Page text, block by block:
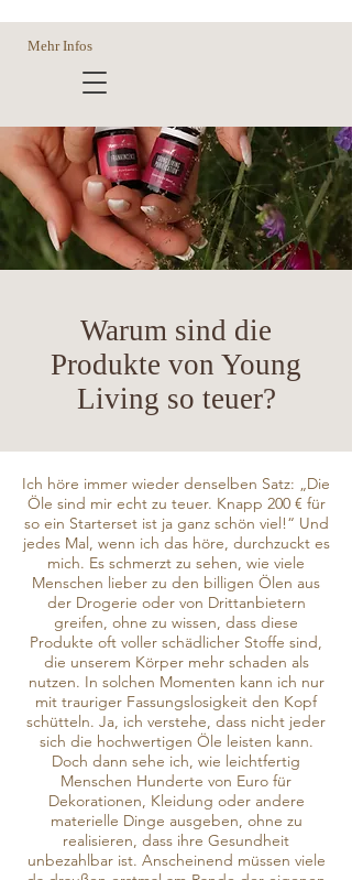
Mehr Infos
Warum sind die
Produkte von Young
Living so teuer?
Ich höre immer wieder denselben Satz: „Die
Öle sind mir echt zu teuer. Knapp 200 € für
so ein Starterset ist ja ganz schön viel!“ Und
jedes Mal, wenn ich das höre, durchzuckt es
mich. Es schmerzt zu sehen, wie viele
Menschen lieber zu den billigen Ölen aus
der Drogerie oder von Drittanbietern
greifen, ohne zu wissen, dass diese
Produkte oft voller schädlicher Stoffe sind,
die unserem Körper mehr schaden als
nutzen. In solchen Momenten kann ich nur
mit trauriger Fassungslosigkeit den Kopf
schütteln. Ja, ich verstehe, dass nicht jeder
sich die hochwertigen Öle leisten kann.
Doch dann sehe ich, wie leichtfertig
Menschen Hunderte von Euro für
Dekorationen, Kleidung oder andere
materielle Dinge ausgeben, ohne zu
realisieren, dass ihre Gesundheit
unbezahlbar ist. Anscheinend müssen viele